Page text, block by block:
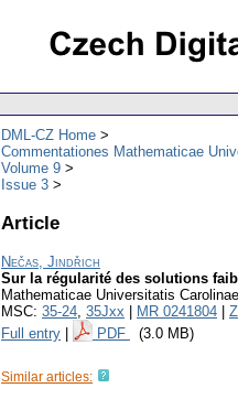
DML-CZ Home
Commentationes Mathematicae
Volume 9
Issue 3
Article
Nečas, Jindřich
Sur la régularité des solutions
Mathematicae Universitatis Carolinae
MSC: 35-24, 35Jxx MR 0241804
Full entry
PDF (3.0 MB)
Similar articles: